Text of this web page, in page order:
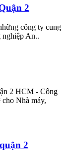
2
công ty cung
nghiệp An..
2 HCM - Công
Nhà máy,
2